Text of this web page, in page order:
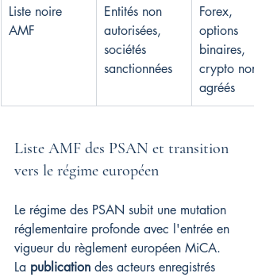
Liste noire
AMF
Entités non
autorisées,
sociétés
sanctionnées
Forex,
options
binaires,
crypto non
agréés
Liste AMF des PSAN et transition
vers le régime européen
Le régime des PSAN subit une mutation
réglementaire profonde avec l'entrée en
vigueur du règlement européen MiCA.
La publication des acteurs enregistrés